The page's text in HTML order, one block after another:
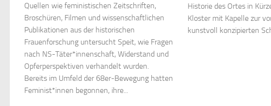
Quellen wie feministischen Zeitschriften,
Broschüren, Filmen und wissenschaftlichen
Publikationen aus der historischen
Frauenforschung untersucht Speit, wie Fragen
nach NS-Täter*innenschaft, Widerstand und
Opferperspektiven verhandelt wurden.
Bereits im Umfeld der 68er-Bewegung hatten
Feminist*innen begonnen, ihre...
Historie des Ortes in
Kloster mit Kapelle zur
kunstvoll konzipierten